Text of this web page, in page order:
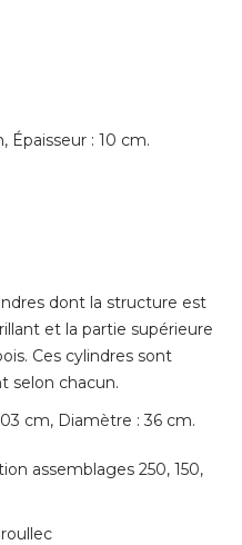
Épaisseur : 10 cm.
dont la structure est
et la partie supérieure
Ces cylindres sont
selon chacun.
cm, Diamètre : 36 cm.
assemblages 250, 150,